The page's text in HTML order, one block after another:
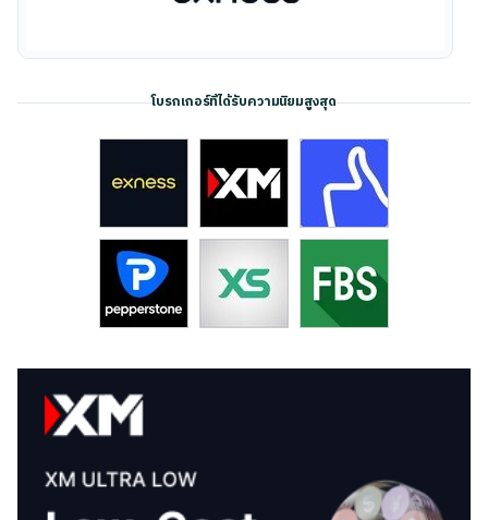
โบรกเกอร์ที่ได้รับความนิยมสูงสุด